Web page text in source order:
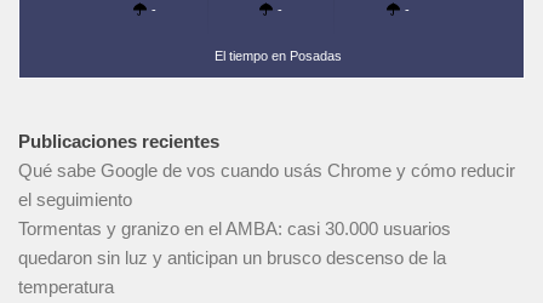
- - -
El tiempo en Posadas
Publicaciones recientes
Qué sabe Google de vos cuando usás Chrome y cómo reducir
el seguimiento
Tormentas y granizo en el AMBA: casi 30.000 usuarios
quedaron sin luz y anticipan un brusco descenso de la
temperatura